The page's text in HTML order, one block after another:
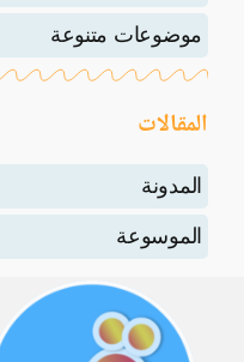
موضوعات متنوعة
المقالات
المدونة
الموسوعة